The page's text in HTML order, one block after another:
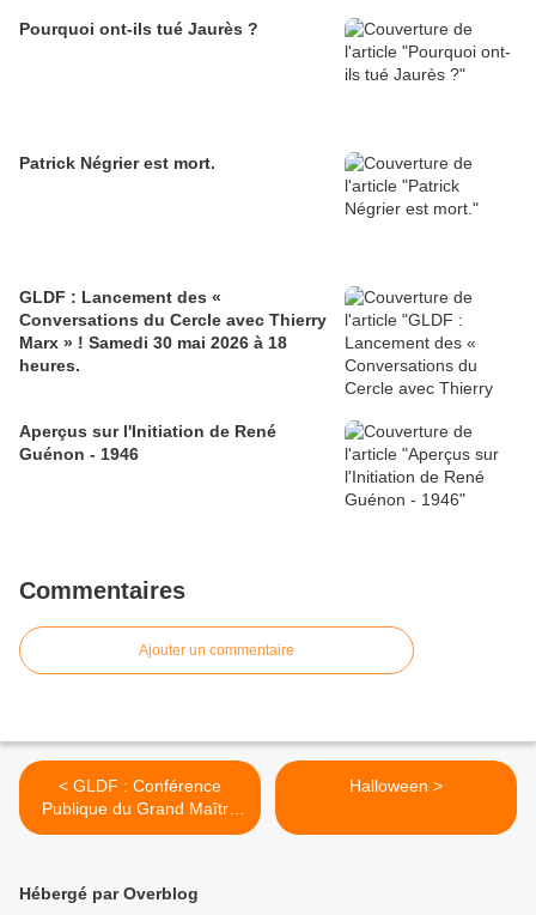
Pourquoi ont-ils tué Jaurès ?
Patrick Négrier est mort.
GLDF : Lancement des «
Conversations du Cercle avec Thierry
Marx » ! Samedi 30 mai 2026 à 18
heures.
Aperçus sur l'Initiation de René
Guénon - 1946
Commentaires
Ajouter un commentaire
< GLDF : Conférence
Publique du Grand Maître
Jean-Raphaël NOTTON le
Halloween >
Hébergé par Overblog